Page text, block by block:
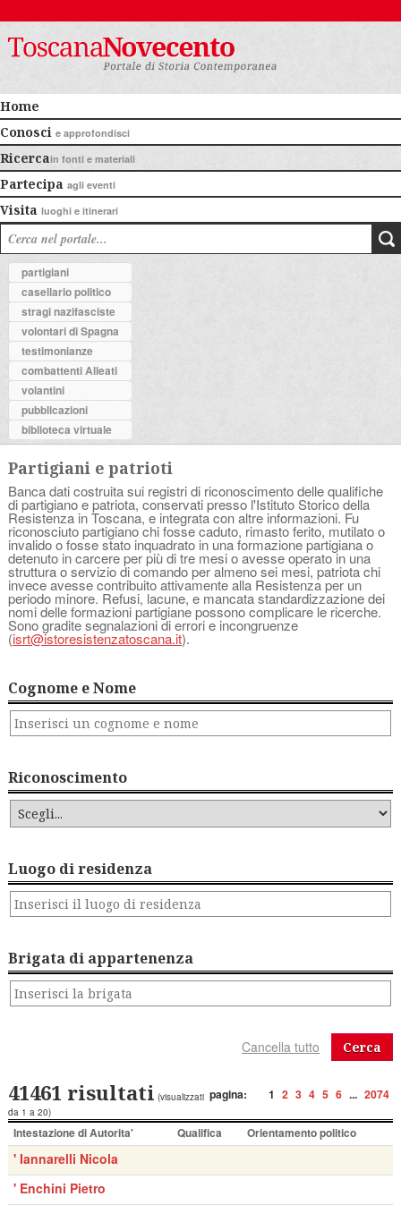
Home
Conosci e approfondisci
Ricercain fonti e materiali
Partecipa agli eventi
Visita luoghi e itinerari
partigiani
casellario politico
stragi nazifasciste
volontari di Spagna
testimonianze
combattenti Alleati
volantini
pubblicazioni
biblioteca virtuale
Partigiani e patrioti
Banca dati costruita sui registri di riconoscimento delle qualifiche
di partigiano e patriota, conservati presso l'Istituto Storico della
Resistenza in Toscana, e integrata con altre informazioni. Fu
riconosciuto partigiano chi fosse caduto, rimasto ferito, mutilato o
invalido o fosse stato inquadrato in una formazione partigiana o
detenuto in carcere per più di tre mesi o avesse operato in una
struttura o servizio di comando per almeno sei mesi, patriota chi
invece avesse contribuito attivamente alla Resistenza per un
periodo minore. Refusi, lacune, e mancata standardizzazione dei
nomi delle formazioni partigiane possono complicare le ricerche.
Sono gradite segnalazioni di errori e incongruenze
(isrt@istoresistenzatoscana.it).
Cognome e Nome
Riconoscimento
Luogo di residenza
Brigata di appartenenza
Cerca
pagina: 1 2 3 4 5 6 ... 2074
41461 risultati (visualizzati
da 1 a 20)
Intestazione di Autorita' Qualifica Orientamento politico
' Iannarelli Nicola
' Enchini Pietro